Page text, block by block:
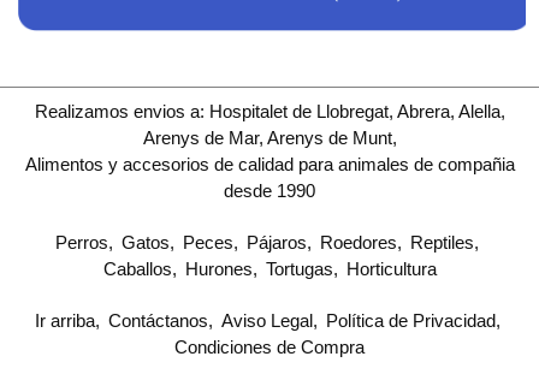
Realizamos envios a: Hospitalet de Llobregat, Abrera, Alella,
Arenys de Mar, Arenys de Munt,
Alimentos y accesorios de calidad para animales de compañia
desde 1990
Perros Gatos Peces Pájaros Roedores
Reptiles
Caballos
Hurones Tortugas Horticultura
Ir arriba Contáctanos Aviso Legal
Política de Privacidad
Condiciones de Compra